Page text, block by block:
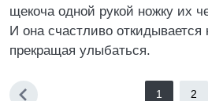
щекоча одной рукой ножку их
И она счастливо откидывается
прекращая улыбаться.
1 2